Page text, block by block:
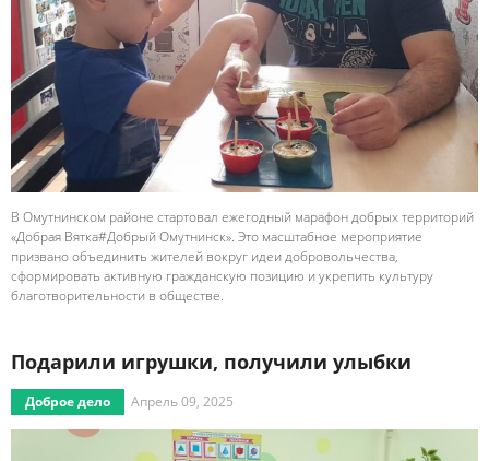
В Омутнинском районе стартовал ежегодный марафон добрых территорий
«Добрая Вятка#Добрый Омутнинск». Это масштабное мероприятие
призвано объединить жителей вокруг идеи добровольчества,
сформировать активную гражданскую позицию и укрепить культуру
благотворительности в обществе.
Подарили игрушки, получили улыбки
Доброе дело Апрель 09, 2025